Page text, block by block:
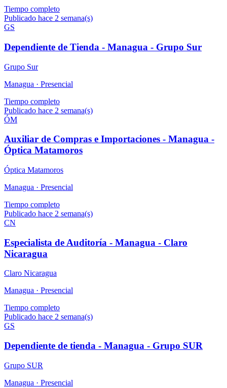
Tiempo completo
Publicado hace 2 semana(s)
GS
Dependiente de Tienda - Managua - Grupo Sur
Grupo Sur
Managua · Presencial
Tiempo completo
Publicado hace 2 semana(s)
ÓM
Auxiliar de Compras e Importaciones - Managua -
Óptica Matamoros
Óptica Matamoros
Managua · Presencial
Tiempo completo
Publicado hace 2 semana(s)
CN
Especialista de Auditoría - Managua - Claro
Nicaragua
Claro Nicaragua
Managua · Presencial
Tiempo completo
Publicado hace 2 semana(s)
GS
Dependiente de tienda - Managua - Grupo SUR
Grupo SUR
Managua · Presencial